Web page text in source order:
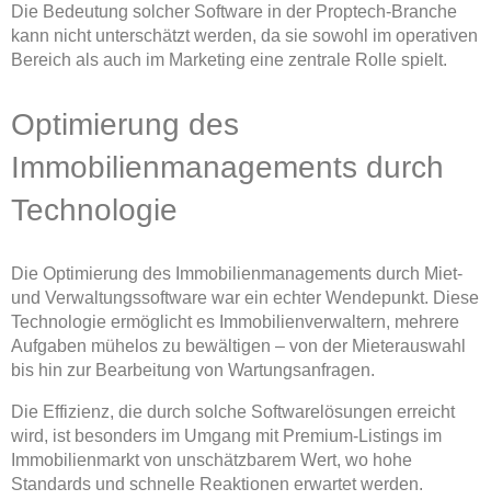
Die Bedeutung solcher Software in der Proptech-Branche
kann nicht unterschätzt werden, da sie sowohl im operativen
Bereich als auch im Marketing eine zentrale Rolle spielt.
Optimierung des
Immobilienmanagements durch
Technologie
Die Optimierung des Immobilienmanagements durch Miet-
und Verwaltungssoftware war ein echter Wendepunkt. Diese
Technologie ermöglicht es Immobilienverwaltern, mehrere
Aufgaben mühelos zu bewältigen – von der Mieterauswahl
bis hin zur Bearbeitung von Wartungsanfragen.
Die Effizienz, die durch solche Softwarelösungen erreicht
wird, ist besonders im Umgang mit Premium-Listings im
Immobilienmarkt von unschätzbarem Wert, wo hohe
Standards und schnelle Reaktionen erwartet werden.